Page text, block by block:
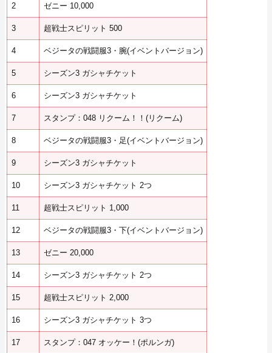
2 ゼニー 10,000
3 超戦士スピリット 500
4 ベジータの戦闘服3・腕(イベントバージョン)
5 シーズン3 ガシャチケット
6 シーズン3 ガシャチケット
7 スタンプ：048 リクーム！！(リクーム)
8 ベジータの戦闘服3・足(イベントバージョン)
9 シーズン3 ガシャチケット
10 シーズン3 ガシャチケット 2つ
11 超戦士スピリット 1,000
12 ベジータの戦闘服3・下(イベントバージョン)
13 ゼニー 20,000
14 シーズン3 ガシャチケット 2つ
15 超戦士スピリット 2,000
16 シーズン3 ガシャチケット 3つ
17 スタンプ：047 オッケー！(ポルンガ)